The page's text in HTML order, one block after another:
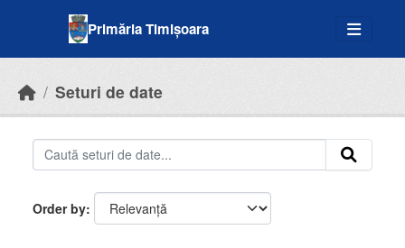
Primăria Timișoara
Seturi de date
Order by